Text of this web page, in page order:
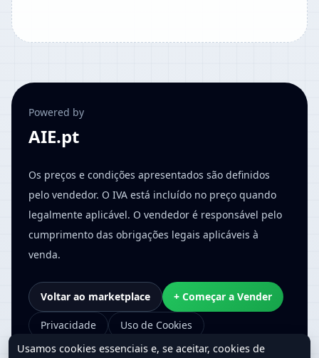
Powered by
AIE.pt
Os preços e condições apresentados são definidos
pelo vendedor. O IVA está incluído no preço quando
legalmente aplicável. O vendedor é responsável pelo
cumprimento das obrigações legais aplicáveis à
venda.
Voltar ao marketplace + Começar a Vender
Privacidade
Uso de Cookies
Termos e Condicoes
Usamos cookies essenciais e, se aceitar, cookies de